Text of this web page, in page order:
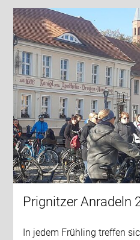
Prignitzer Anradeln
In jedem Frühling treffen